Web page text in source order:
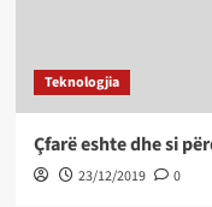
Teknologjia
Çfarë eshte dhe si
23/12/2019 0